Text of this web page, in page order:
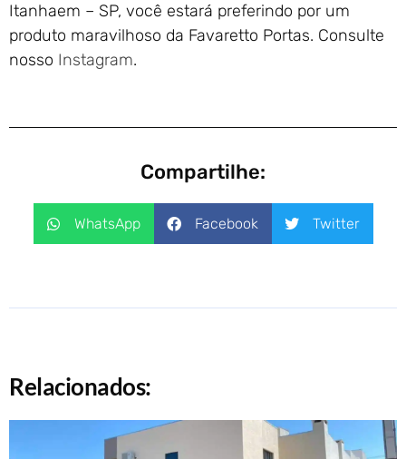
Itanhaem – SP, você estará preferindo por um
produto maravilhoso da Favaretto Portas. Consulte
nosso Instagram.
Compartilhe:
WhatsApp Facebook Twitter
Relacionados: